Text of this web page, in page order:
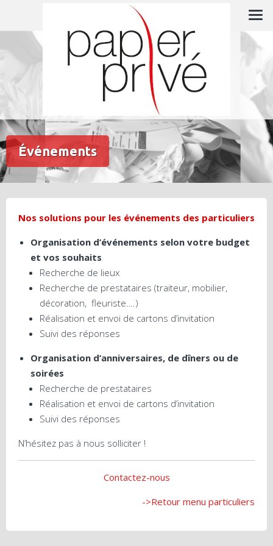
L'expert en gestion administrative
Événements
Nos solutions pour les événements des particuliers
Organisation d’événements selon votre budget
et vos souhaits
Recherche de lieux
Recherche de prestataires (traiteur, mobilier,
décoration, fleuriste….)
Réalisation et envoi de cartons d’invitation
Suivi des réponses
Organisation d’anniversaires, de dîners ou de
soirées
Recherche de prestataires
Réalisation et envoi de cartons d’invitation
Suivi des réponses
N’hésitez pas à nous solliciter !
Contactez-nous
->Retour menu particuliers